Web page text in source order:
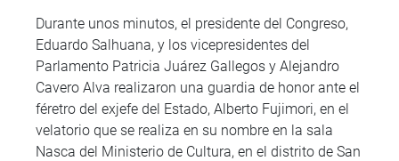
Durante unos minutos, el presidente del Congreso,
Eduardo Salhuana, y los vicepresidentes del
Parlamento Patricia Juárez Gallegos y Alejandro
Cavero Alva realizaron una guardia de honor ante el
féretro del exjefe del Estado, Alberto Fujimori, en el
velatorio que se realiza en su nombre en la sala
Nasca del Ministerio de Cultura, en el distrito de San